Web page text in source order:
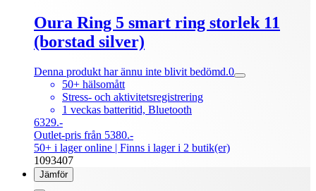
Oura Ring 5 smart ring storlek 11
(borstad silver)
Denna produkt har ännu inte blivit bedömd.0
50+ hälsomått
Stress- och aktivitetsregistrering
1 veckas batteritid, Bluetooth
6329.-
Outlet-pris från 5380.-
50+ i lager online | Finns i lager i 2 butik(er)
1093407
Jämför